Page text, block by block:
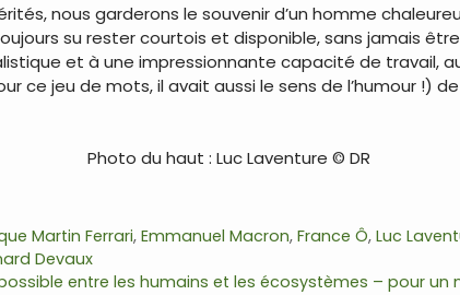
nous garderons le souvenir d’un homme
su rester courtois et disponible, sans jamais
et à une impressionnante capacité de travail,
ce jeu de mots, il avait aussi le sens de l’humour !)
Photo du haut : Luc Laventure © DR
Martin Ferrari,Emmanuel Macron,France Ô,Luc
Devaux
possible entre les humains et les écosystèmes – pour